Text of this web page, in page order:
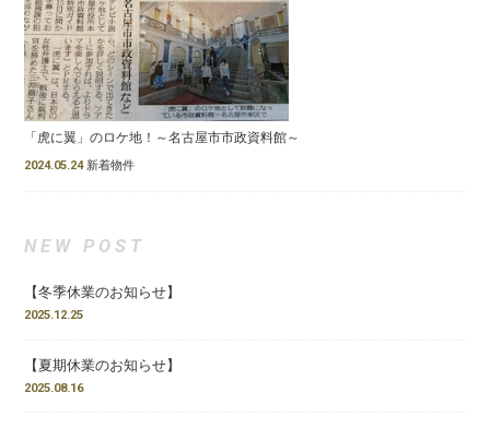
「虎に翼」のロケ地！～名古屋市市政資料館～
2024.05.24 新着物件
NEW POST
【冬季休業のお知らせ】
2025.12.25
【夏期休業のお知らせ】
2025.08.16